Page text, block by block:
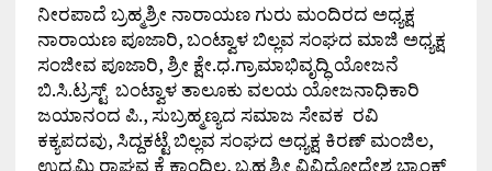
ನೀರಪಾದೆ ಬ್ರಹ್ಮಶ್ರೀ ನಾರಾಯಣ ಗುರು ಮಂದಿರದ ಅಧ್ಯಕ್ಷ
ನಾರಾಯಣ ಪೂಜಾರಿ, ಬಂಟ್ವಾಳ ಬಿಲ್ಲವ ಸಂಘದ ಮಾಜಿ ಅಧ್ಯಕ್ಷ
ಸಂಜೀವ ಪೂಜಾರಿ, ಶ್ರೀ ಕ್ಷೇ.ಧ.ಗ್ರಾಮಾಭಿವೃದ್ಧಿ ಯೋಜನೆ
ಬಿ.ಸಿ.ಟ್ರಸ್ಟ್ ಬಂಟ್ವಾಳ ತಾಲೂಕು ವಲಯ ಯೋಜನಾಧಿಕಾರಿ
ಜಯಾನಂದ ಪಿ., ಸುಬ್ರಹ್ಮಣ್ಯದ ಸಮಾಜ ಸೇವಕ ರವಿ
ಕಕ್ಯಪದವು, ಸಿದ್ದಕಟ್ಟೆ ಬಿಲ್ಲವ ಸಂಘದ ಅಧ್ಯಕ್ಷ ಕಿರಣ್ ಮಂಜಿಲ,
ಉದ್ಯಮಿ ರಾಘವ ಕೆ ಕಾಂದಿಲ, ಬ್ರಹ್ಮಶ್ರೀ ವಿವಿಧೋದ್ದೇಶ ಬ್ಯಾಂಕ್